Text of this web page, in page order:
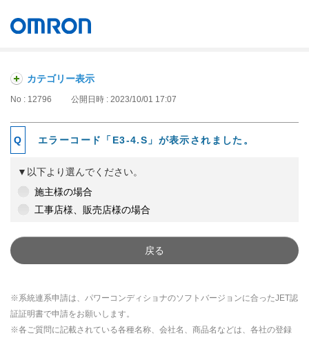
カテゴリー表示
No : 12796 公開日時 : 2023/10/01 17:07
エラーコード「E3-4.S」が表示されました。
▼以下より選んでください。
施主様の場合
工事店様、販売店様の場合
戻る
※系統連系申請は、パワーコンディショナのソフトバージョンに合ったJET認
証証明書で申請をお願いします。
※各ご質問に記載されている各種名称、会社名、商品名などは、各社の登録